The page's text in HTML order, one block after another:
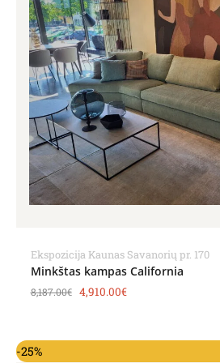
Ekspozicija Kaunas Savanorių pr. 170
Minkštas kampas California
8,187.00€ 4,910.00€
-25%
price
price